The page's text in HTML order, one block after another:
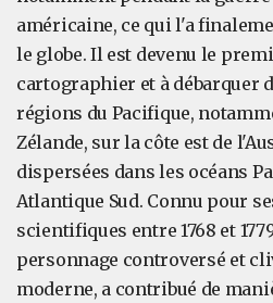
américaine, ce qui l'a
le globe. Il est devenu le
cartographier et à débarquer
régions du Pacifique,
Zélande, sur la côte est de
dispersées dans les océans
Atlantique Sud. Connu pour
scientifiques entre 1768 et
personnage controversé et
moderne, a contribué de